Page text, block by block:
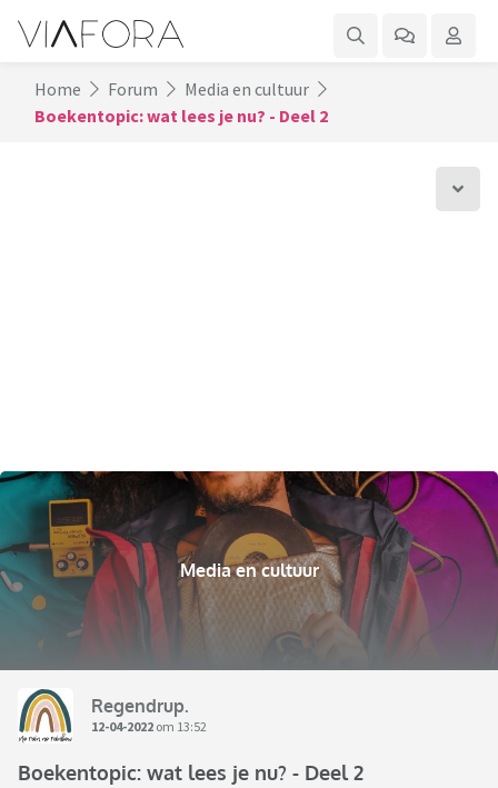
Home Forum
Media en cultuur
Boekentopic: wat lees je nu? - Deel 2
Media en cultuur
Regendrup.
12-04-2022 om 13:52
Boekentopic: wat lees je nu? - Deel 2